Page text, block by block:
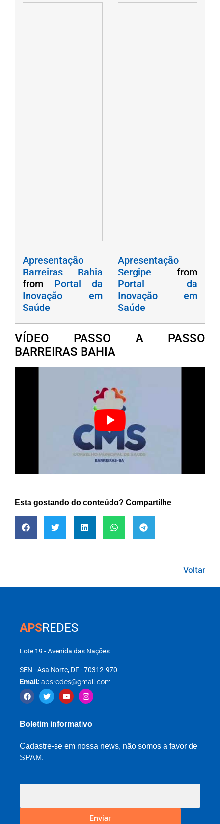
Apresentação
Barreiras Bahia
from Portal da
Inovação em
Saúde
Apresentação
Sergipe
from
Portal da
Inovação em
Saúde
VÍDEO PASSO A PASSO
BARREIRAS BAHIA
Esta gostando do conteúdo? Compartilhe
Voltar
APSREDES
Lote 19 - Avenida das Nações
SEN - Asa Norte, DF - 70312-970
Email: apsredes@gmail.com
Boletim informativo
Cadastre-se em nossa news, não somos a favor de
SPAM.
Enviar